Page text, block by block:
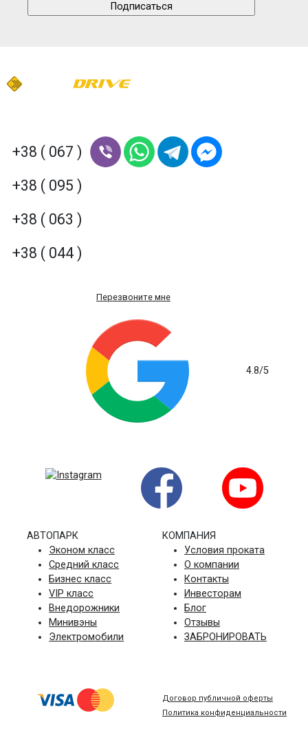
+38 ( 067 )
+38 ( 095 )
+38 ( 063 )
+38 ( 044 )
Перезвоните мне
4.8/5
АВТОПАРК
Эконом класс
Средний класс
Бизнес класс
VIP класс
Внедорожники
Минивэны
Электромобили
КОМПАНИЯ
Условия проката
О компании
Контакты
Инвесторам
Блог
Отзывы
ЗАБРОНИРОВАТЬ
Договор публичной оферты
Политика конфиденциальности